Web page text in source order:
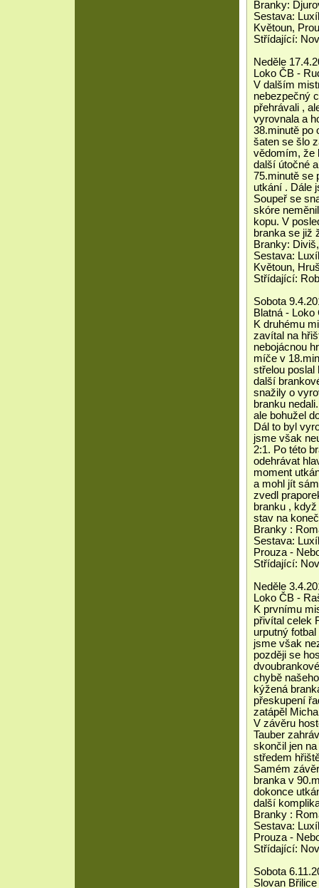
Branky:
Sestava:
Květoun,
Střídající:
Neděle
Loko ČB -
V dalším
nebezpečný
přehrávali ,
vyrovnala a
38.minutě po
šaten se šlo
vědomím, že
další útočné
75.minutě se
utkání . Dále
Soupeř se
skóre
kopu. V
branka se již
Branky:
Sestava:
Květoun,
Střídající:
Sobota
Blatná - Loko
K druhému
zavítal na
nebojácnou
míče v
střelou poslal
další
snažily o
branku
ale bohužel
Dál to byl
jsme však
2:1. Po této
odehrávat
moment
a mohl jít
zvedl
branku ,
stav na
Branky :
Sestava:
Prouza -
Střídající:
Neděle
Loko ČB -
K prvnímu
přivítal celek
urputný
jsme však
později se
chybě
kýžená
přeskupení
zatápěl
V závěru
Tauber
skončil jen
středem
Samém
branka v
dokonce
další
Branky :
Sestava:
Prouza -
Střídající:
Sobota
Slovan